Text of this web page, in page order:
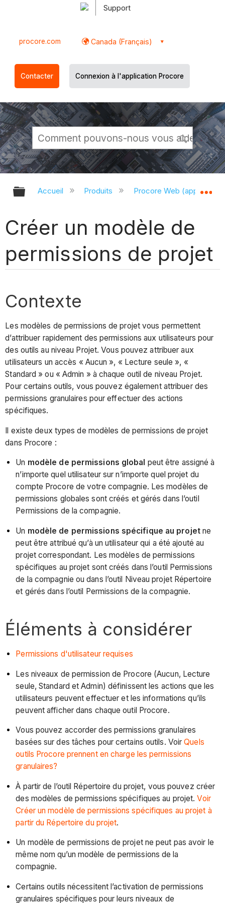
Support
procore.com Canada (Français)
Contacter Connexion à l'application Procore
Développer/réduire la hiérarchie
Accueil Produits Procore Web
Créer un modèle de
permissions de projet
Contexte
Les modèles de permissions de projet vous permettent
d’attribuer rapidement des permissions aux utilisateurs pour
des outils au niveau Projet. Vous pouvez attribuer aux
utilisateurs un accès « Aucun », « Lecture seule », «
Standard » ou « Admin » à chaque outil de niveau Projet.
Pour certains outils, vous pouvez également attribuer des
permissions granulaires pour effectuer des actions
spécifiques.
Il existe deux types de modèles de permissions de projet
dans Procore :
Un modèle de permissions global peut être assigné à
n’importe quel utilisateur sur n’importe quel projet du
compte Procore de votre compagnie. Les modèles de
permissions globales sont créés et gérés dans l’outil
Permissions de la compagnie.
Un modèle de permissions spécifique au projetne
peut être attribué qu’à un utilisateur qui a été ajouté au
projet correspondant. Les modèles de permissions
spécifiques au projet sont créés dans l’outil Permissions
de la compagnie ou dans l’outil Niveau projet Répertoire
et gérés dans l’outil Permissions de la compagnie.
Éléments à considérer
Permissions d'utilisateur requises
Les niveaux de permission de Procore (Aucun, Lecture
seule, Standard et Admin) définissent les actions que les
utilisateurs peuvent effectuer et les informations qu’ils
peuvent afficher dans chaque outil Procore.
Vous pouvez accorder des permissions granulaires
basées sur des tâches pour certains outils. VoirQuels
outils Procore prennent en charge les permissions
granulaires?
À partir de l’outil Répertoire du projet, vous pouvez créer
des modèles de permissions spécifiques au projet.Voir
Créer un modèle de permissions spécifiques au projet à
partir du Répertoire du projet.
Un modèle de permissions de projet ne peut pas avoir le
même nom qu’un modèle de permissions de la
compagnie.
Certains outils nécessitent l’activation de permissions
granulaires spécifiques pour leurs niveaux de